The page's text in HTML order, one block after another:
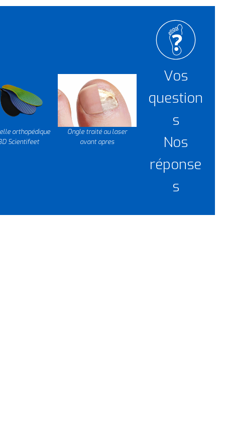
i
e
orthopédique
Scientifeet
Ongle traité au laser
avant apres
Vos
question
s
Nos
réponse
s